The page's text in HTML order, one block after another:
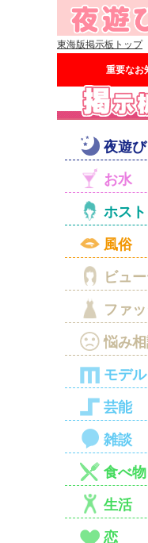
東海版掲示板トップ
重要なお
夜遊び
お水
ホスト
風俗
ビュ
ファ
悩み
モデル
芸能
雑談
食べ
生活
恋